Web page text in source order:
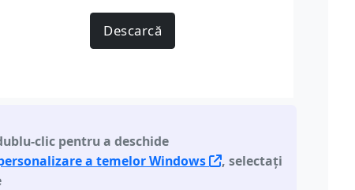
Descarcă
clic pentru a deschide
a temelor Windows
, selectați